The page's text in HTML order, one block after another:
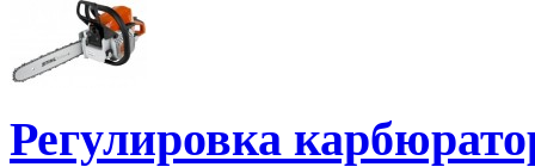
Регулировка